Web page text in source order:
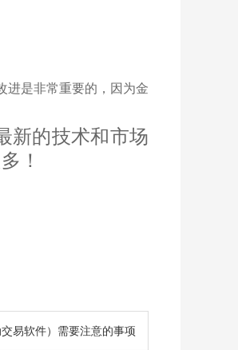
进是非常重要的，因为金
新的技术和市场
！
易软件）需要注意的事项